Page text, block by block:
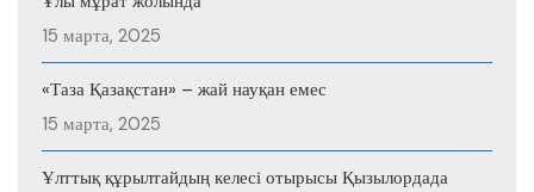
15 марта, 2025
«Таза Қазақстан» – жай науқан емес
15 марта, 2025
Ұлттық құрылтайдың келесі отырысы Қызылордада